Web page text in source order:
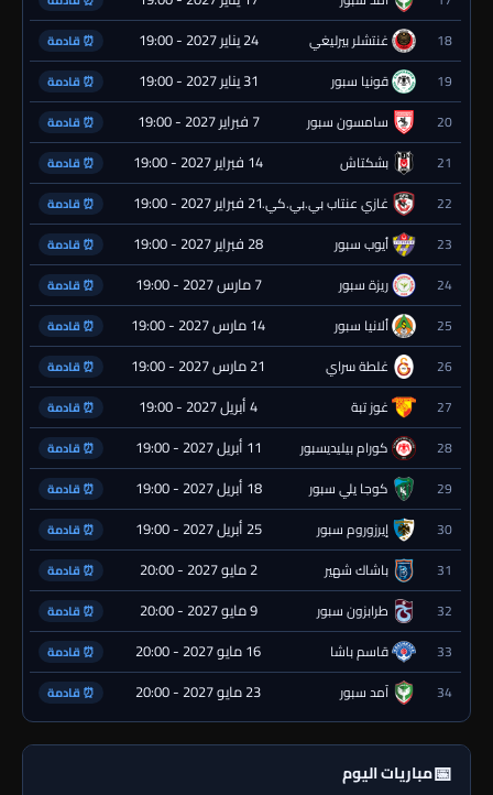
18 غنتشلر بيرليغي 24 يناير 2027 - 19:00 ⏰ قادمة
19 قونيا سبور 31 يناير 2027 - 19:00 ⏰ قادمة
20 سامسون سبور 7 فبراير 2027 - 19:00 ⏰ قادمة
21 بشكتاش 14 فبراير 2027 - 19:00 ⏰ قادمة
22 غازي عنتاب بي.بي.كي.21 فبراير 2027 - 19:00 ⏰ قادمة
23 أيوب سبور 28 فبراير 2027 - 19:00 ⏰ قادمة
24 ريزة سبور 7 مارس 2027 - 19:00 ⏰ قادمة
25 ألانيا سبور 14 مارس 2027 - 19:00 ⏰ قادمة
26 غلطة سراي 21 مارس 2027 - 19:00 ⏰ قادمة
27 غوز تبة 4 أبريل 2027 - 19:00 ⏰ قادمة
28 كورام بيليديسبور 11 أبريل 2027 - 19:00 ⏰ قادمة
29 كوجا يلي سبور 18 أبريل 2027 - 19:00 ⏰ قادمة
30 إيرزوروم سبور 25 أبريل 2027 - 19:00 ⏰ قادمة
31 باشاك شهير 2 مايو 2027 - 20:00 ⏰ قادمة
32 طرابزون سبور 9 مايو 2027 - 20:00 ⏰ قادمة
33 قاسم باشا 16 مايو 2027 - 20:00 ⏰ قادمة
34 آمد سبور 23 مايو 2027 - 20:00 ⏰ قادمة
📅مباريات اليوم